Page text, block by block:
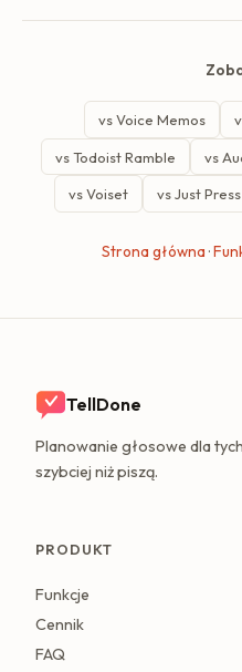
vs Voice Memos
vs Todoist Ramble vs
vs Voiset vs Just
Strona główna ·
TellDone
Planowanie głosowe dla
szybciej niż piszą.
PRODUKT
Funkcje
Cennik
FAQ